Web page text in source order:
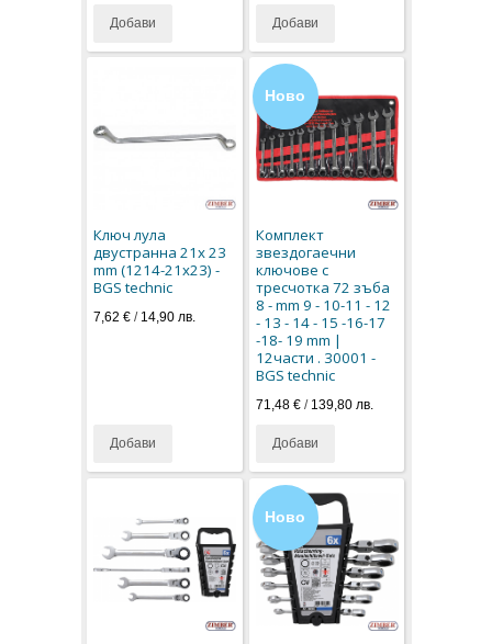
Добави Добави
Ключ лула
двустранна 21x 23
mm (1214-21x23) -
BGS technic
7,62 € / 14,90 лв.
Добави
Ново
Комплект
звездогаечни
ключове с
тресчотка 72 зъба
8 - mm 9 - 10-11 - 12
- 13 - 14 - 15 -16-17
-18- 19 mm |
12части . 30001 -
BGS technic
71,48 €/ 139,80 лв.
Добави
Ново